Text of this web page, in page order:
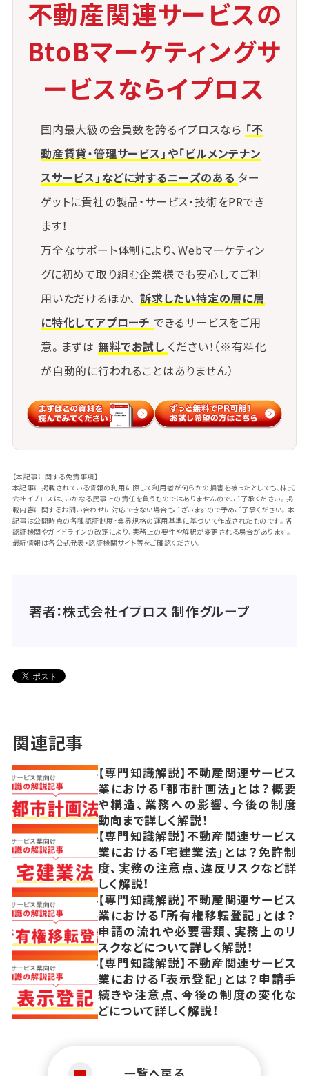
不動産関連サービスの
BtoBマーケティングサ
ービスならイプロス
国内最大級の会員数を誇るイプロスなら 「不
動産賃貸・管理サービス」や「ビルメンテナン
スサービス」などに対するニーズのあるター
ゲットに貴社の製品・サービス・技術をPRでき
ます！
万全なサポート体制により、Webマーケティン
グに初めて取り組む企業様でも安心してご利
用いただけるほか、 訴求したい特定の層に層
に特化してアプローチ できるサービスをご用
意。まずは 無料でお試し ください！（※有料化
が自動的に行われることはありません）
【本記事に関する免責事項】
本記事に掲載されている情報の利用に際して利用者が何らかの損害を被ったとしても、株式
会社イプロスは、いかなる民事上の責任を負うものではありませんので、ご了承ください。掲
載内容に関するお問い合わせに対応できない場合もございますので予めご了承ください。本
記事は公開時点の各種認証制度・業界規格の運用基準に基づいて作成されたものです。各
認証機関やガイドラインの改定により、実務上の要件や解釈が変更される場合があります。
最新情報は各公式発表・認証機関サイト等をご確認ください。
著者：株式会社イプロス 制作グループ
関連記事
【専門知識解説】不動産関連サービス
業における「都市計画法」とは？概要
や構造、業務への影響、今後の制度
動向まで詳しく解説！
【専門知識解説】不動産関連サービス
業における「宅建業法」とは？免許制
度、実務の注意点、違反リスクなど詳
しく解説！
【専門知識解説】不動産関連サービス
業における「所有権移転登記」とは？
申請の流れや必要書類、実務上のリ
スクなどについて詳しく解説！
【専門知識解説】不動産関連サービス
業における「表示登記」とは？申請手
続きや注意点、今後の制度の変化な
どについて詳しく解説！